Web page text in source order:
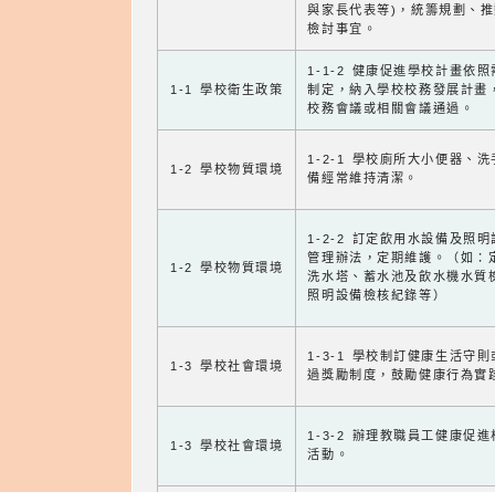
與家長代表等)，統籌規劃、
檢討事宜。
1-1 學校衛生政策
1-1-2 健康促進學校計畫依照
制定，納入學校校務發展計畫
校務會議或相關會議通過。
1-2 學校物質環境
1-2-1 學校廁所大小便器、洗
備經常維持清潔。
1-2 學校物質環境
1-2-2 訂定飲用水設備及照明
管理辦法，定期維護。（如：
洗水塔、蓄水池及飲水機水質
照明設備檢核紀錄等）
1-3 學校社會環境
1-3-1 學校制訂健康生活守則
過獎勵制度，鼓勵健康行為實
1-3 學校社會環境
1-3-2 辦理教職員工健康促進
活動。